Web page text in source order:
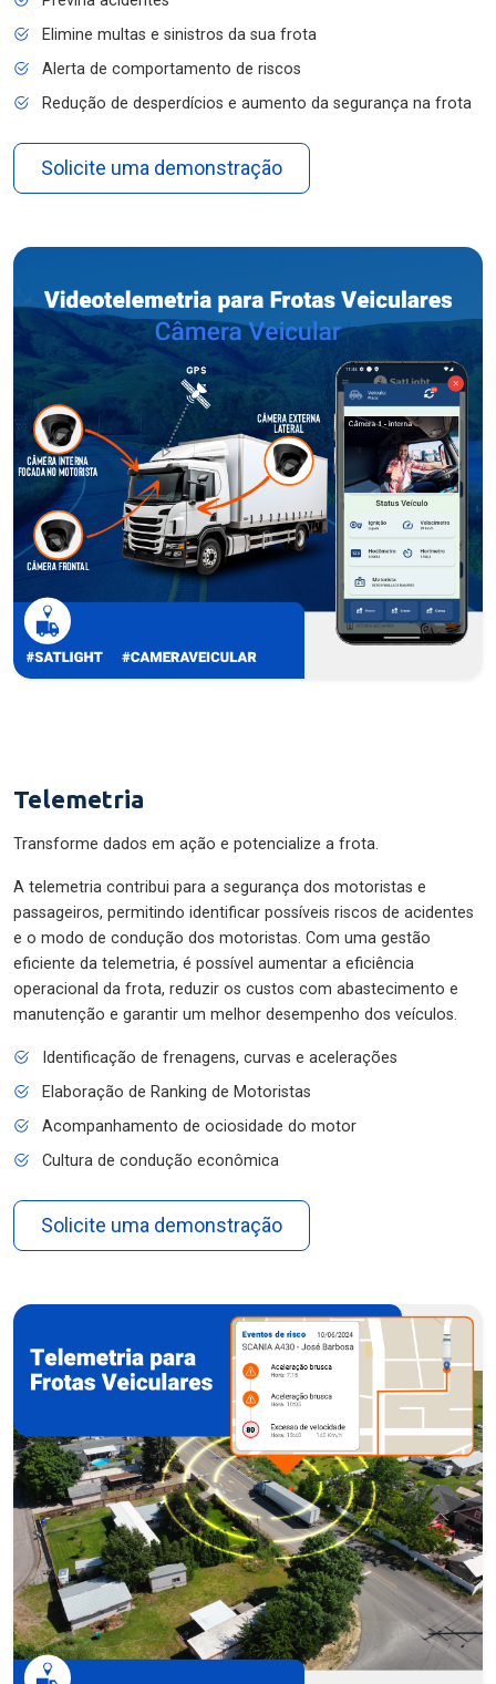
Elimine multas e sinistros da sua frota
Alerta de comportamento de riscos
Redução de desperdícios e aumento da segurança na frota
Solicite uma demonstração
Telemetria
Transforme dados em ação e potencialize a frota.
A telemetria contribui para a segurança dos motoristas e
passageiros, permitindo identificar possíveis riscos de acidentes
e o modo de condução dos motoristas. Com uma gestão
eficiente da telemetria, é possível aumentar a eficiência
operacional da frota, reduzir os custos com abastecimento e
manutenção e garantir um melhor desempenho dos veículos.
Identificação de frenagens, curvas e acelerações
Elaboração de Ranking de Motoristas
Acompanhamento de ociosidade do motor
Cultura de condução econômica
Solicite uma demonstração